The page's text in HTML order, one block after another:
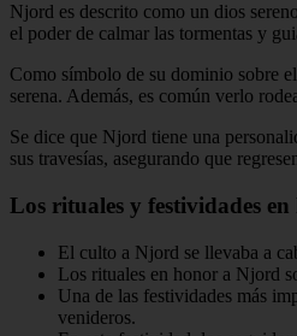
Njord es descrito como un dios
el poder de calmar las tormentas y
Como símbolo de su dominio sobre
serena. Además, es común verlo
Se dice que Njord tiene una
sus travesías, asegurando que
Los rituales y festividades
El culto a Njord se llevaba a
Los rituales en honor a Njord
Una de las festividades más
venideros.